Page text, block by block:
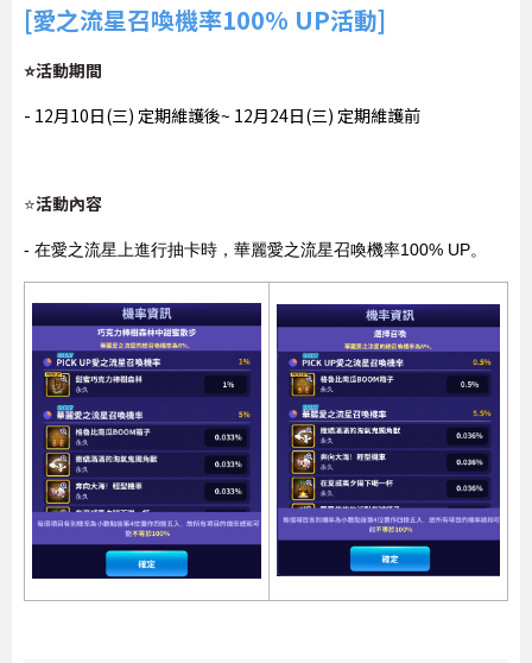
[愛之流星召喚機率100% UP活動]
⭐活動期間
- 12月10日(三) 定期維護後~ 12月24日(三) 定期維護前
⭐活動內容
- 在愛之流星上進行抽卡時，華麗愛之流星召喚機率100% UP。